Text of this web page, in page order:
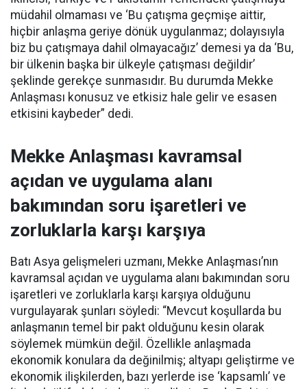
müdahil olmaması ve ‘Bu çatışma geçmişe aittir,
hiçbir anlaşma geriye dönük uygulanmaz; dolayısıyla
biz bu çatışmaya dahil olmayacağız’ demesi ya da ‘Bu,
bir ülkenin başka bir ülkeyle çatışması değildir’
şeklinde gerekçe sunmasıdır. Bu durumda Mekke
Anlaşması konusuz ve etkisiz hale gelir ve esasen
etkisini kaybeder” dedi.
Mekke Anlaşması kavramsal
açıdan ve uygulama alanı
bakımından soru işaretleri ve
zorluklarla karşı karşıya
Batı Asya gelişmeleri uzmanı, Mekke Anlaşması’nın
kavramsal açıdan ve uygulama alanı bakımından soru
işaretleri ve zorluklarla karşı karşıya olduğunu
vurgulayarak şunları söyledi: “Mevcut koşullarda bu
anlaşmanın temel bir pakt olduğunu kesin olarak
söylemek mümkün değil. Özellikle anlaşmada
ekonomik konulara da değinilmiş; altyapı geliştirme ve
ekonomik ilişkilerden, bazı yerlerde ise ‘kapsamlı’ ve